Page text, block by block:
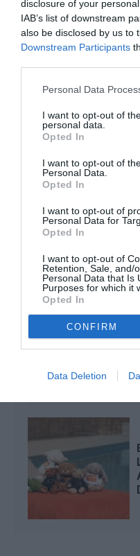
disclosure of your
IAB’s list of downstream
also be disclosed by us to
Downstream Participants
Personal Data
I want to opt-out of
personal data.
Opted In
I want to opt-out of
Personal Data.
Opted In
I want to opt-out of
Personal Data for
Opted In
I want to opt-out of
Retention, Sale, and/
Personal Data that Is
Purposes for which it
Opted In
CONFIRM
Data Deletion
Il s’est masturbé sur
de prison et